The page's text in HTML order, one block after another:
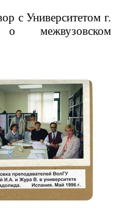
с Университетом г.
межвузовском